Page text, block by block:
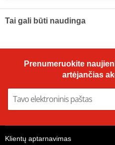
Tai gali būti naudinga
ml (ideal for
Prenumeruokite
artėjančias
Klientų aptarnavimas